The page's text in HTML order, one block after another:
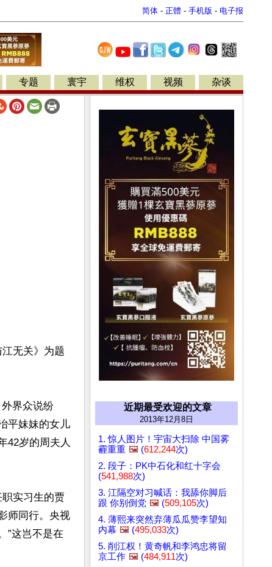
简体 - 正體 - 手机版 - 电子报
专题 寰宇 维权 视频 杂谈
无关》为题
界众说纷
平妹妹的女儿
42岁的周夫人
实习生的贾
师同行。央视
”这岂不是在
近期最受欢迎的文章
2013年12月8日
1. 惊人图片！宇宙大扫除 中国雾
霾重重 🖼️ (612,244次)
2. 段子：PK中石化和红十字会
(541,988次)
3. 江隔空对习喊话：我舔你脚后
跟 你别倒党 🖼️ (509,105次)
4. 薄熙来突然弃薄瓜瓜赞李望知
内幕 🖼️ (495,033次)
5. 削江权！黄奇帆和李鸿忠将留
京工作 🖼️ (484,911次)